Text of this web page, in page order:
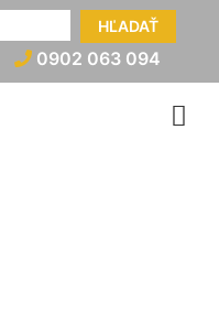
HĽADAŤ
0902 063 094